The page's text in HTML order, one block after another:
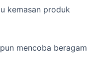
kemasan produk
mencoba beragam